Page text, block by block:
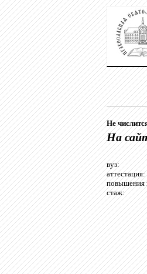
Не
На
вуз:
аттестация:
повышения
стаж: